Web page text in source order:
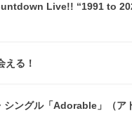
Live!! “1991 to
える！
シングル「Adorable」（ア